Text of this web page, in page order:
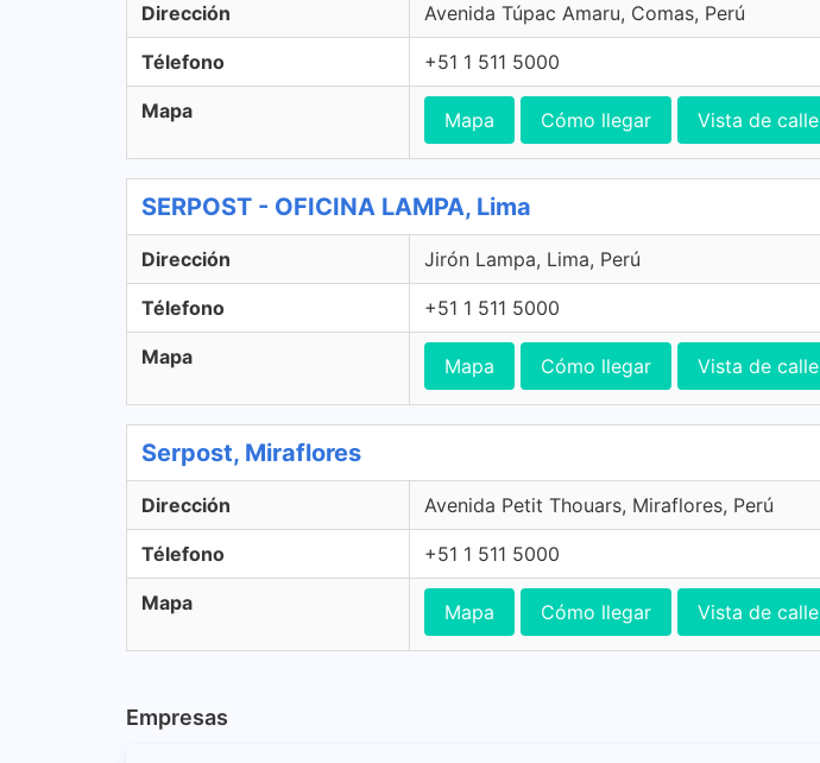
Dirección Avenida Túpac Amaru, Comas, Perú
Télefono +51 1 511 5000
Mapa Mapa Cómo llegar Vista de calle
SERPOST - OFICINA LAMPA, Lima
Dirección Jirón Lampa, Lima, Perú
Télefono +51 1 511 5000
Mapa Mapa Cómo llegar Vista de calle
Serpost, Miraflores
Dirección Avenida Petit Thouars, Miraflores, Perú
Télefono +51 1 511 5000
Mapa Mapa Cómo llegar Vista de calle
Empresas